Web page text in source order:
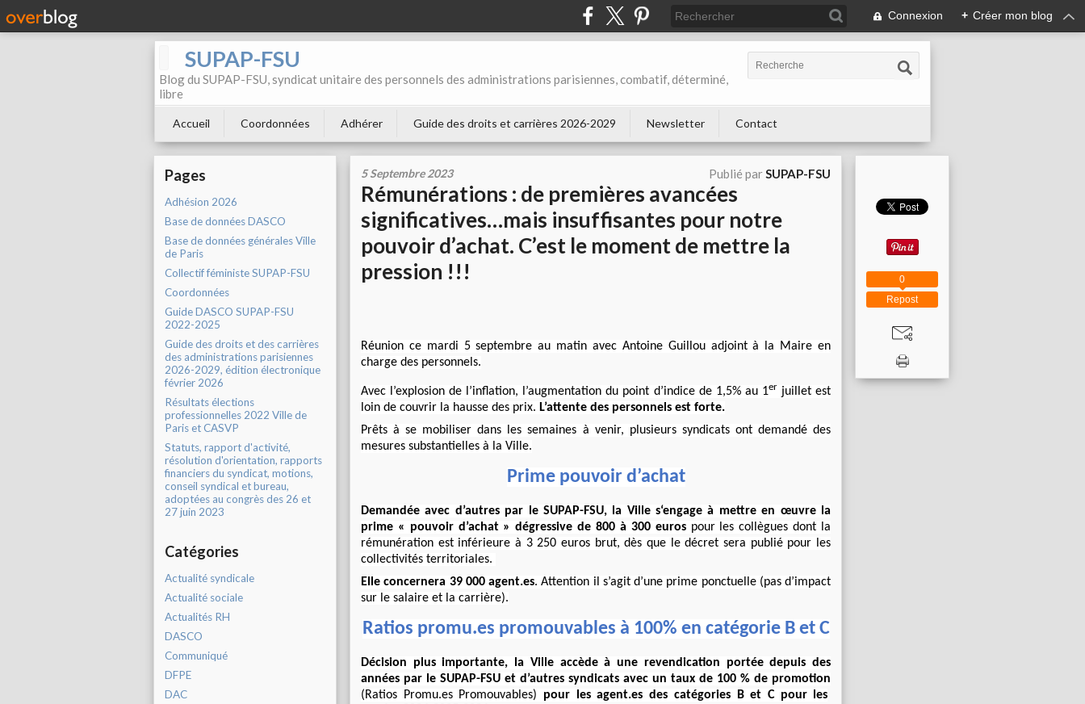
Connexion + Créer mon blog
SUPAP-FSU
Blog du SUPAP-FSU, syndicat unitaire des personnels des administrations parisiennes, combatif, déterminé,
libre
Accueil Coordonnées Adhérer Guide des droits et carrières 2026-2029 Newsletter Contact
Pages
Adhésion 2026
Base de données DASCO
Base de données générales Ville
de Paris
Collectif féministe SUPAP-FSU
Coordonnées
Guide DASCO SUPAP-FSU
2022-2025
Guide des droits et des carrières
des administrations parisiennes
2026-2029, édition électronique
février 2026
Résultats élections
professionnelles 2022 Ville de
Paris et CASVP
Statuts, rapport d'activité,
résolution d'orientation, rapports
financiers du syndicat, motions,
conseil syndical et bureau,
adoptées au congrès des 26 et
27 juin 2023
Catégories
Actualité syndicale
Actualité sociale
Actualités RH
DASCO
Communiqué
DFPE
DAC
5 Septembre 2023 Publié parSUPAP-FSU
Rémunérations : de premières avancées
significatives…mais insuffisantes pour notre
pouvoir d’achat. C’est le moment de mettre la
pression !!!
Réunion ce mardi 5 septembre au matin avec Antoine Guillou adjoint à la Maire en
charge des personnels.
Avec l’explosion de l’inflation, l’augmentation du point d’indice de 1,5% au 1er juillet est
loin de couvrir la hausse des prix. L’attente des personnels est forte.
Prêts à se mobiliser dans les semaines à venir, plusieurs syndicats ont demandé des
mesures substantielles à la Ville.
Prime pouvoir d’achat
Demandée avec d’autres par le SUPAP-FSU, la Ville s‘engage à mettre en œuvre la
prime « pouvoir d’achat » dégressive de 800 à 300 eurospour les collègues dont la
rémunération est inférieure à 3 250 euros brut, dès que le décret sera publié pour les
collectivités territoriales.
Elle concernera 39 000 agent.es. Attention il s’agit d’une prime ponctuelle (pas d’impact
sur le salaire et la carrière).
Ratios promu.es promouvables à 100% en catégorie B et C
Décision plus importante, la Ville accède à une revendication portée depuis des
années par le SUPAP-FSU et d’autres syndicats avec un taux de 100 % de promotion
(Ratios Promu.es Promouvables) pour les agent.es des catégories B et C pour les
Repost
0